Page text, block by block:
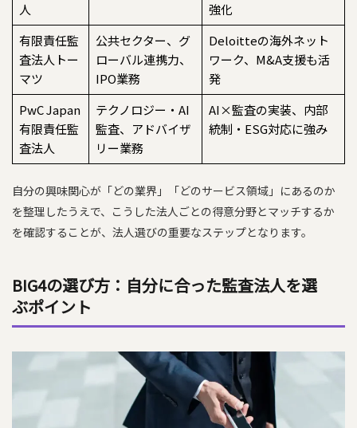
人
強化
有限責任監
査法人トー
マツ
公共セクター、グ
ローバル連携力、
IPO業務
Deloitteの海外ネット
ワーク、M&A支援も活
発
PwC Japan
有限責任監
査法人
テクノロジー・AI
監査、アドバイザ
リー業務
AI×監査の実装、内部
統制・ESG対応に強み
自分の興味関心が「どの業界」「どのサービス領域」にあるのか
を整理したうえで、こうした法人ごとの得意分野とマッチするか
を確認することが、法人選びの重要なステップとなります。
BIG4の選び方：自分に合った監査法人を選
ぶポイント